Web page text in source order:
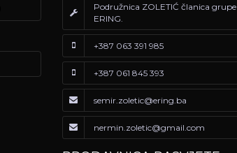
Podružnica ZOLETIĆ članica grupe
ERING.
+387 063 391 985
+387 061 845 393
semir.zoletic@ering.ba
nermin.zoletic@gmail.com